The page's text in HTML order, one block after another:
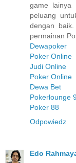
game lainya
peluang
dengan
permainan
Dewapoker
Poker Online
Judi Online
Poker Online
Dewa Bet
Pokerlounge
Poker 88
Odpowiedz
Edo